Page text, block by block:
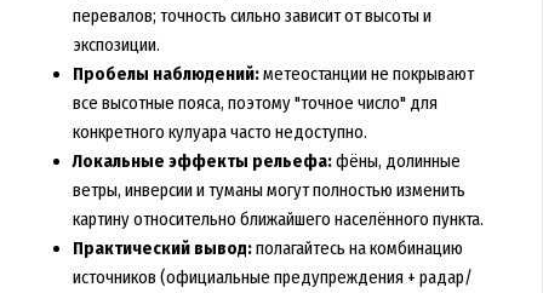
перевалов; точность сильно зависит от высоты и
экспозиции.
Пробелы наблюдений:метеостанции не покрывают
все высотные пояса, поэтому "точное число" для
конкретного кулуара часто недоступно.
Локальные эффекты рельефа:фёны, долинные
ветры, инверсии и туманы могут полностью изменить
картину относительно ближайшего населённого пункта.
Практический вывод:полагайтесь на комбинацию
источников (официальные предупреждения + радар/